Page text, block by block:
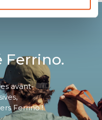
avant-
Ferrino !